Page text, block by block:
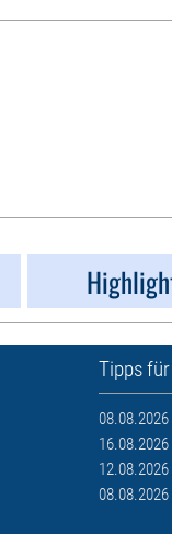
Tipps
08.08.2026
16.08.2026
12.08.2026
08.08.2026